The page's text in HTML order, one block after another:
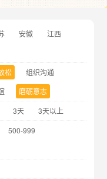
安徽
江西
松
组织沟通
磨砺意志
3天
3天以上
500-999